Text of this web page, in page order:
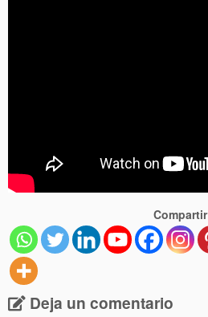
Compartir
Deja un comentario